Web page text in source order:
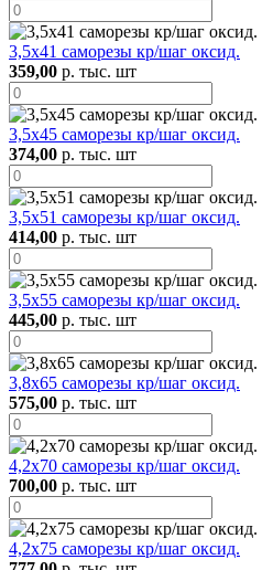
3,5х41 саморезы кр/шаг оксид.
359,00 р. тыс. шт
3,5х45 саморезы кр/шаг оксид.
374,00 р. тыс. шт
3,5х51 саморезы кр/шаг оксид.
414,00 р. тыс. шт
3,5х55 саморезы кр/шаг оксид.
445,00 р. тыс. шт
3,8х65 саморезы кр/шаг оксид.
575,00 р. тыс. шт
4,2х70 саморезы кр/шаг оксид.
700,00 р. тыс. шт
4,2х75 саморезы кр/шаг оксид.